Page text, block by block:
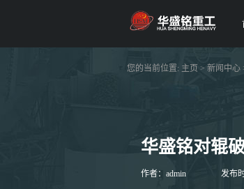
您的当前位置: 主页 > 新闻中心
华盛铭对辊
作者：admin 发布